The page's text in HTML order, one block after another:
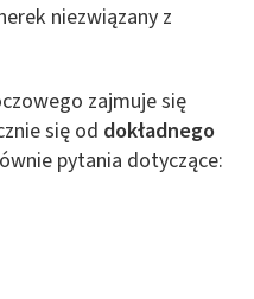
niezwiązany z
zajmuje się
się od dokładnego
pytania dotyczące: